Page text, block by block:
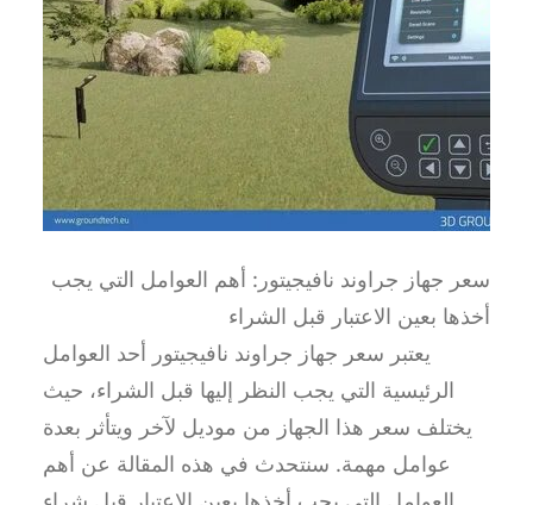
سعر جهاز جراوند نافيجيتور: أهم العوامل التي يجب
أخذها بعين الاعتبار قبل الشراء
يعتبر سعر جهاز جراوند نافيجيتور أحد العوامل
الرئيسية التي يجب النظر إليها قبل الشراء، حيث
يختلف سعر هذا الجهاز من موديل لآخر ويتأثر بعدة
عوامل مهمة. سنتحدث في هذه المقالة عن أهم